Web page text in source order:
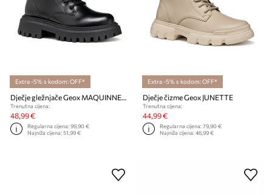
Extra -5% s kodom: OFF*
Trenutna cijena:
48,99 €
Regularna cijena:99,90 €
Najniža cijena:51,99 €
Extra -5% s kodom: OFF*
Dječje čizme Geox JUNETTE
Trenutna cijena:
44,99 €
Regularna cijena:79,90 €
Najniža cijena:46,99 €